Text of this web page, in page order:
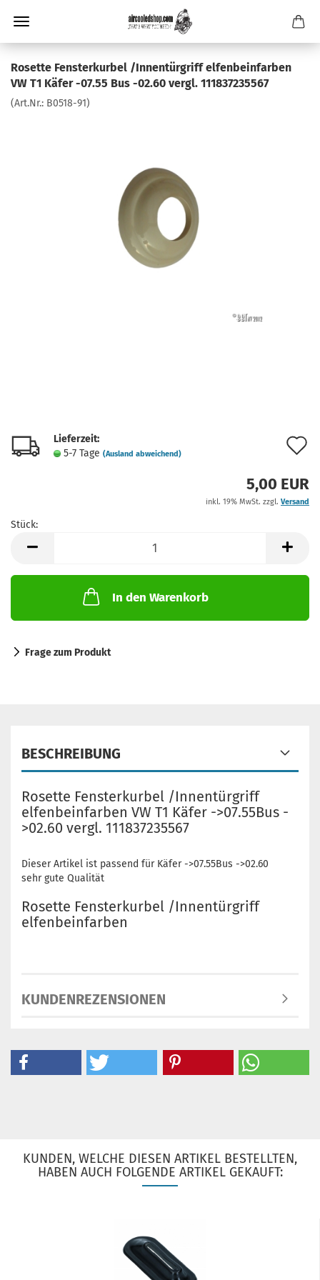
Rosette Fensterkurbel /Innentürgriff elfenbeinfarben
VW T1 Käfer -07.55 Bus -02.60 vergl. 111837235567
(Art.Nr.: B0518-91)
Lieferzeit:
5-7 Tage (Ausland abweichend)
5,00 EUR
inkl. 19% MwSt. zzgl. Versand
Stück:
In den Warenkorb
Frage zum Produkt
BESCHREIBUNG
Rosette Fensterkurbel /Innentürgriff
elfenbeinfarben VW T1 Käfer ->07.55Bus -
>02.60 vergl. 111837235567
Dieser Artikel ist passend für Käfer ->07.55Bus ->02.60
sehr gute Qualität
Rosette Fensterkurbel /Innentürgriff
elfenbeinfarben
KUNDENREZENSIONEN
KUNDEN, WELCHE DIESEN ARTIKEL BESTELLTEN,
HABEN AUCH FOLGENDE ARTIKEL GEKAUFT: